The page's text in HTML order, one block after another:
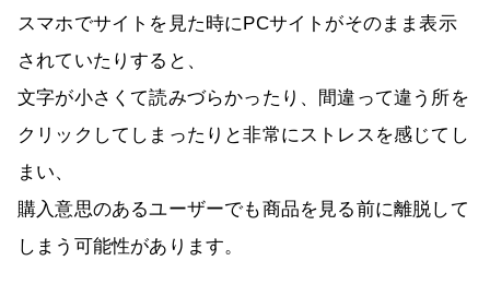
スマホでサイトを見た時にPCサイトがそのまま表示
されていたりすると、
文字が小さくて読みづらかったり、間違って違う所を
クリックしてしまったりと非常にストレスを感じてし
まい、
購入意思のあるユーザーでも商品を見る前に離脱して
しまう可能性があります。